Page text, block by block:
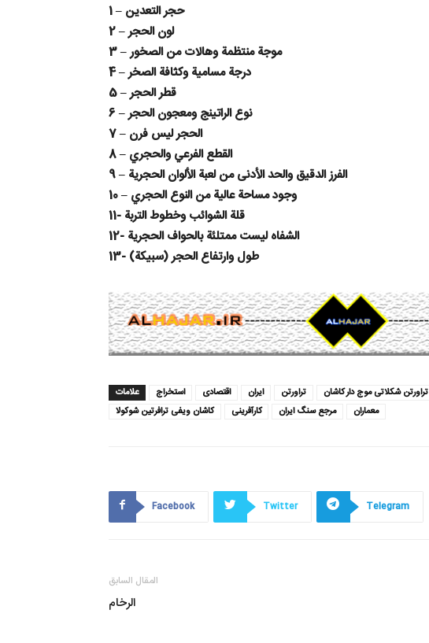
1 – حجر التعدين
2 – لون الحجر
3 – موجة منتظمة وهالات من الصخور
4 – درجة مسامية وكثافة الصخر
5 – قطر الحجر
6 – نوع الراتينج ومعجون الحجر
7 – الحجر ليس فرن
8 – القطع الفرعي والحجري
9 – الفرز الدقيق والحد الأدنى من لعبة الألوان الحجرية
10 – وجود مساحة عالية من النوع الحجري
11- قلة الشوائب وخطوط التربة
12- الشفاه ليست ممتلئة بالحواف الحجرية
13- طول وارتفاع الحجر (سبيكة)
علامات استخراج اقتصادی ایران تراورتن تراورتن شکلاتی موج دار کاشان
كاشان ويفى ترافرتين شوكولا
کارآفرینی مرجع سنگ ایران معماران
Facebook Twitter Telegram
المقال السابق
الرخام